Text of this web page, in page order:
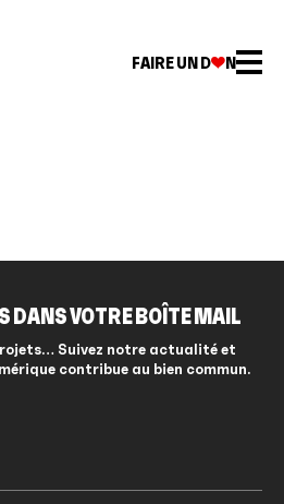
FAIRE UN D N
DANS VOTRE BOÎTE MAIL
Suivez notre actualité et
contribue au bien commun.